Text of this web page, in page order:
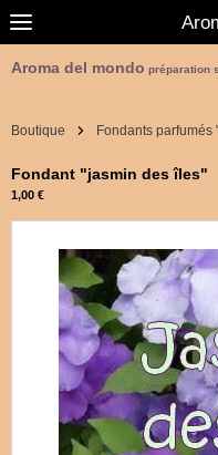
Aroma del mondo préparation
Boutique Fondants parfumés
Fondant "jasmin des îles"
1,00 €